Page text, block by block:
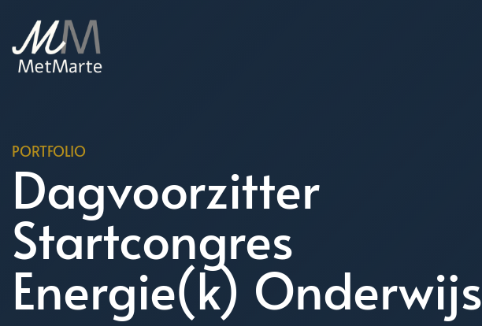
PORTFOLIO
Dagvoorzitter
Startcongres
Energie(k) Onderwijs